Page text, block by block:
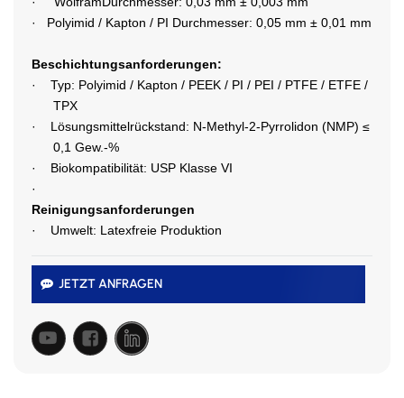
·
Polyimid / Kapton / PI Durchmesser: 0,05 mm ± 0,01 mm
Beschichtungsanforderungen:
·
Typ: Polyimid / Kapton / PEEK / PI / PEI / PTFE / ETFE /
TPX
·
Lösungsmittelrückstand: N-Methyl-2-Pyrrolidon (NMP) ≤
0,1 Gew.-%
·
Biokompatibilität: USP Klasse VI
·
Reinigungsanforderungen
·
Umwelt: Latexfreie Produktion
JETZT ANFRAGEN